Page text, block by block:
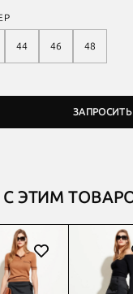
44 46 48
С ЭТИМ